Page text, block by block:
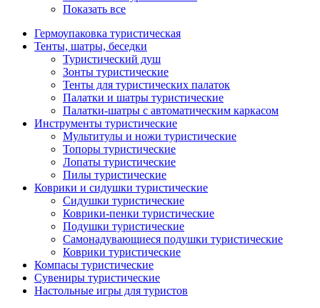
Показать все
Гермоупаковка туристическая
Тенты, шатры, беседки
Туристический душ
Зонты туристические
Тенты для туристических палаток
Палатки и шатры туристические
Палатки-шатры с автоматическим каркасом
Инструменты туристические
Мультитулы и ножи туристические
Топоры туристические
Лопаты туристические
Пилы туристические
Коврики и сидушки туристические
Сидушки туристические
Коврики-пенки туристические
Подушки туристические
Самонадувающиеся подушки туристические
Коврики туристические
Компасы туристические
Сувениры туристические
Настольные игры для туристов